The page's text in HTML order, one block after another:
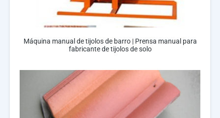
Máquina manual de tijolos de barro | Prensa manual para
fabricante de tijolos de solo